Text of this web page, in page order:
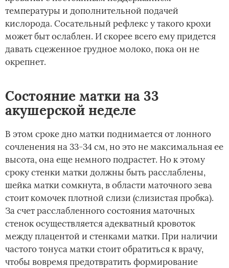
температуры и дополнительной подачей
кислорода. Сосательный рефлекс у такого крохи
может быт ослаблен. И скорее всего ему придется
давать сцеженное грудное молоко, пока он не
окрепнет.
Состояние матки на 33
акушерской неделе
В этом сроке дно матки поднимается от лонного
сочленения на 33-34 см, но это не максимальная ее
высота, она еще немного подрастет. Но к этому
сроку стенки матки должны быть расслаблены,
шейка матки сомкнута, в области маточного зева
стоит комочек плотной слизи (слизистая пробка).
За счет расслабленного состояния маточных
стенок осуществляется адекватный кровоток
между плацентой и стенками матки. При наличии
частого тонуса матки стоит обратиться к врачу,
чтобы вовремя предотвратить формирование